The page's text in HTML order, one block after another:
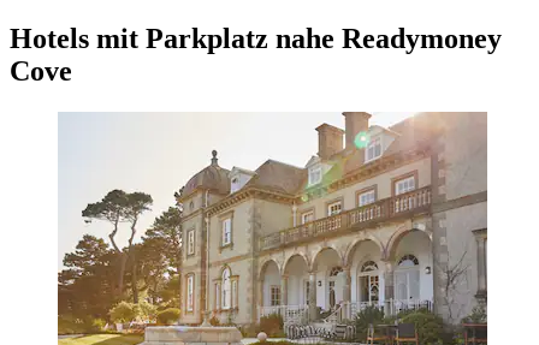
Hotels mit Parkplatz nahe Readymoney
Cove